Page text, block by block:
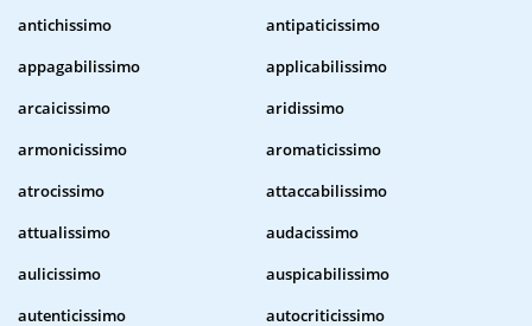
antichissimo
antipaticissimo
appagabilissimo
applicabilissimo
arcaicissimo
aridissimo
armonicissimo
aromaticissimo
atrocissimo
attaccabilissimo
attualissimo
audacissimo
aulicissimo
auspicabilissimo
autenticissimo
autocriticissimo